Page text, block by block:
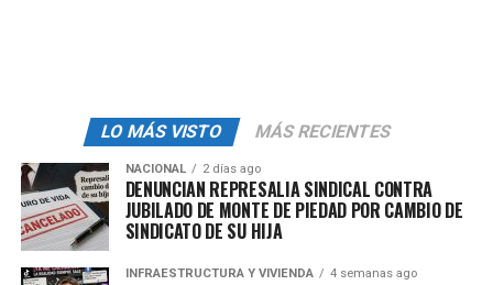
“México es el único que ha estado hablando con
congresistas, haciendo nuestro trabajo con
organizaciones de Estados Unidos, también los paisanos
estuvieron enviando cartas, correos electrónicos,
posteando en las redes, y vamos a seguir trabajando en
este tema para que no haya ningún impuesto a
LO MÁS VISTO MÁS RECIENTES
NACIONAL 2 días ago
DENUNCIAN REPRESALIA SINDICAL CONTRA
JUBILADO DE MONTE DE PIEDAD POR CAMBIO DE
SINDICATO DE SU HIJA
INFRAESTRUCTURA Y VIVIENDA 4 semanas ago